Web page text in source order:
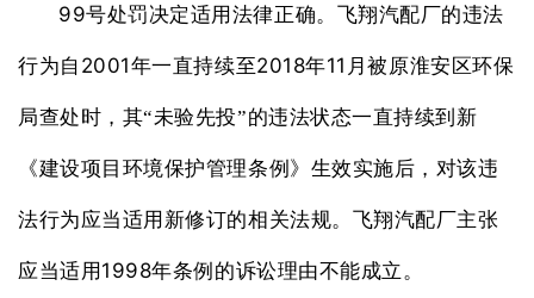
99号处罚决定适用法律正确。飞翔汽配厂的违法
行为自 2001年一直持续至2018年11 月被原淮安区环保
局查处时，其“未验先投”的违法状态一直持续到新
《建设项目环境保护管理条例》生效实施后，对该违
法行为应当适用新修订的相关法规。飞翔汽配厂主张
应当适用 1998年条例的诉讼理由不能成立。